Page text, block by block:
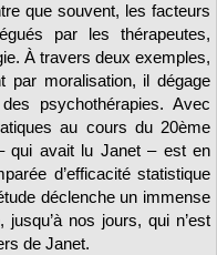
que souvent, les facteurs
par les thérapeutes,
À travers deux exemples,
par moralisation, il dégage
psychothérapies. Avec
au cours du 20ème
qui avait lu Janet – est en
d’efficacité statistique
déclenche un immense
nos jours, qui n’est
de Janet.